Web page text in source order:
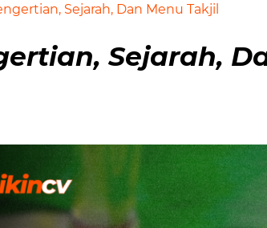
Sejarah, Dan Menu Takjil
Sejarah,